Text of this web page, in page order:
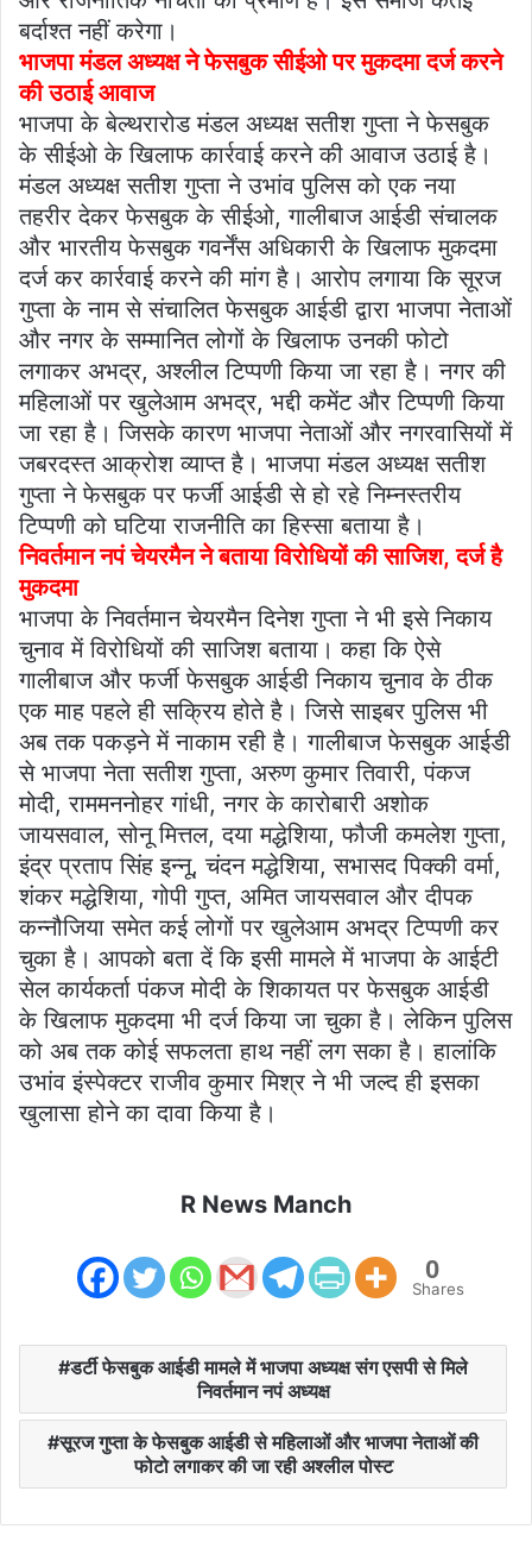
बर्दाश्त नहीं करेगा।
भाजपा मंडल अध्यक्ष ने फेसबुक सीईओ पर मुकदमा दर्ज करने
की उठाई आवाज
भाजपा के बेल्थरारोड मंडल अध्यक्ष सतीश गुप्ता ने फेसबुक
के सीईओ के खिलाफ कार्रवाई करने की आवाज उठाई है।
मंडल अध्यक्ष सतीश गुप्ता ने उभांव पुलिस को एक नया
तहरीर देकर फेसबुक के सीईओ, गालीबाज आईडी संचालक
और भारतीय फेसबुक गवर्नेंस अधिकारी के खिलाफ मुकदमा
दर्ज कर कार्रवाई करने की मांग है। आरोप लगाया कि सूरज
गुप्ता के नाम से संचालित फेसबुक आईडी द्वारा भाजपा नेताओं
और नगर के सम्मानित लोगों के खिलाफ उनकी फोटो
लगाकर अभद्र, अश्लील टिप्पणी किया जा रहा है। नगर की
महिलाओं पर खुलेआम अभद्र, भद्दी कमेंट और टिप्पणी किया
जा रहा है। जिसके कारण भाजपा नेताओं और नगरवासियों में
जबरदस्त आक्रोश व्याप्त है। भाजपा मंडल अध्यक्ष सतीश
गुप्ता ने फेसबुक पर फर्जी आईडी से हो रहे निम्नस्तरीय
टिप्पणी को घटिया राजनीति का हिस्सा बताया है।
निवर्तमान नपं चेयरमैन ने बताया विरोधियों की साजिश, दर्ज है
मुकदमा
भाजपा के निवर्तमान चेयरमैन दिनेश गुप्ता ने भी इसे निकाय
चुनाव में विरोधियों की साजिश बताया। कहा कि ऐसे
गालीबाज और फर्जी फेसबुक आईडी निकाय चुनाव के ठीक
एक माह पहले ही सक्रिय होते है। जिसे साइबर पुलिस भी
अब तक पकड़ने में नाकाम रही है। गालीबाज फेसबुक आईडी
से भाजपा नेता सतीश गुप्ता, अरुण कुमार तिवारी, पंकज
मोदी, राममननोहर गांधी, नगर के कारोबारी अशोक
जायसवाल, सोनू मित्तल, दया मद्धेशिया, फौजी कमलेश गुप्ता,
इंद्र प्रताप सिंह इन्नू, चंदन मद्धेशिया, सभासद पिक्की वर्मा,
शंकर मद्धेशिया, गोपी गुप्त, अमित जायसवाल और दीपक
कन्नौजिया समेत कई लोगों पर खुलेआम अभद्र टिप्पणी कर
चुका है। आपको बता दें कि इसी मामले में भाजपा के आईटी
सेल कार्यकर्ता पंकज मोदी के शिकायत पर फेसबुक आईडी
के खिलाफ मुकदमा भी दर्ज किया जा चुका है। लेकिन पुलिस
को अब तक कोई सफलता हाथ नहीं लग सका है। हालांकि
उभांव इंस्पेक्टर राजीव कुमार मिश्र ने भी जल्द ही इसका
खुलासा होने का दावा किया है।
R News Manch
0
Shares
डर्टी फेसबुक आईडी मामले में भाजपा अध्यक्ष संग एसपी से मिले
निवर्तमान नपं अध्यक्ष
सूरज गुप्ता के फेसबुक आईडी से महिलाओं और भाजपा नेताओं की
फोटो लगाकर की जा रही अश्लील पोस्ट